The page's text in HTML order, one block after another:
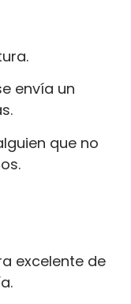
envía un
que no
excelente de